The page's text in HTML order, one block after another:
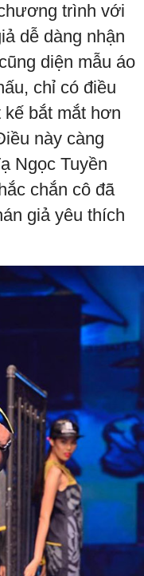
trình với
dễ dàng nhận
diện mẫu áo
chỉ có điều
bắt mắt hơn
này càng
Ngọc Tuyền
chắn cô đã
giả yêu thích